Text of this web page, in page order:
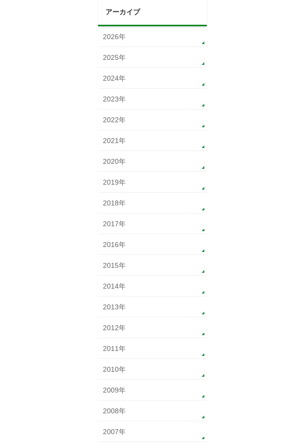
アーカイブ
2026年
2025年
2024年
2023年
2022年
2021年
2020年
2019年
2018年
2017年
2016年
2015年
2014年
2013年
2012年
2011年
2010年
2009年
2008年
2007年